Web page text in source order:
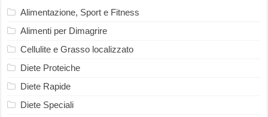
Alimentazione, Sport e Fitness
Alimenti per Dimagrire
Cellulite e Grasso localizzato
Diete Proteiche
Diete Rapide
Diete Speciali